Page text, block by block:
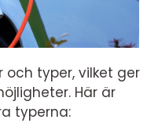
och typer, vilket ger
Här är
typerna: